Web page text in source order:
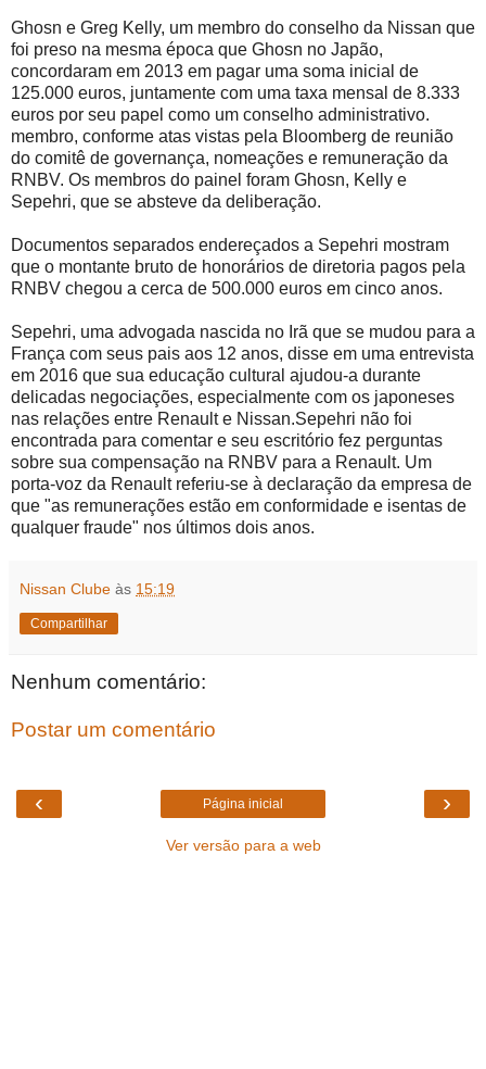
Ghosn e Greg Kelly, um membro do conselho da Nissan que
foi preso na mesma época que Ghosn no Japão,
concordaram em 2013 em pagar uma soma inicial de
125.000 euros, juntamente com uma taxa mensal de 8.333
euros por seu papel como um conselho administrativo.
membro, conforme atas vistas pela Bloomberg de reunião
do comitê de governança, nomeações e remuneração da
RNBV. Os membros do painel foram Ghosn, Kelly e
Sepehri, que se absteve da deliberação.
Documentos separados endereçados a Sepehri mostram
que o montante bruto de honorários de diretoria pagos pela
RNBV chegou a cerca de 500.000 euros em cinco anos.
Sepehri, uma advogada nascida no Irã que se mudou para a
França com seus pais aos 12 anos, disse em uma entrevista
em 2016 que sua educação cultural ajudou-a durante
delicadas negociações, especialmente com os japoneses
nas relações entre Renault e Nissan.Sepehri não foi
encontrada para comentar e seu escritório fez perguntas
sobre sua compensação na RNBV para a Renault. Um
porta-voz da Renault referiu-se à declaração da empresa de
que "as remunerações estão em conformidade e isentas de
qualquer fraude" nos últimos dois anos.
Nissan Clube às 15:19
Compartilhar
Nenhum comentário:
Postar um comentário
‹ ›
Página inicial
Ver versão para a web